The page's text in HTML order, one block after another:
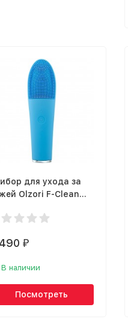
для ухода за
Olzori F-Clean
₽
В наличии
Посмотреть